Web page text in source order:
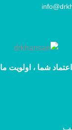
اعتماد شما ، اولویت ما